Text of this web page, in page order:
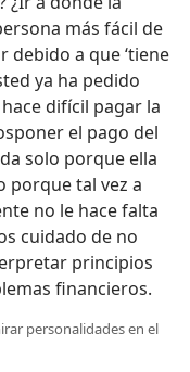
más fácil de
debido a que ‘tiene
ya ha pedido
difícil pagar la
el pago del
solo porque ella
porque tal vez a
no le hace falta
cuidado de no
principios
financieros.
personalidades en el